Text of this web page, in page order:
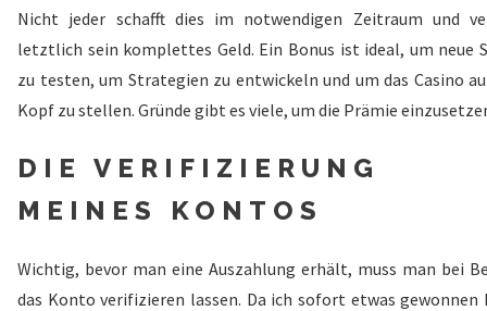
Nicht jeder schafft dies im notwendigen Zeitraum und
letztlich sein komplettes Geld. Ein Bonus ist ideal, um neue
zu testen, um Strategien zu entwickeln und um das Casino
Kopf zu stellen. Gründe gibt es viele, um die Prämie
DIE VERIFIZIERUNG
MEINES KONTOS
Wichtig, bevor man eine Auszahlung erhält, muss man bei
das Konto verifizieren lassen. Da ich sofort etwas gewonnen